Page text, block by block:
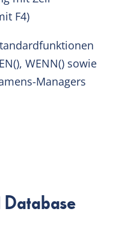
F4)
WENN() sowie
Managers